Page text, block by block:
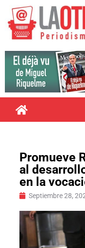
Promueve
al
en la
Septiembre 28,